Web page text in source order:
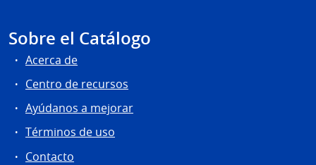
Sobre el Catálogo
Acerca de
Centro de recursos
Ayúdanos a mejorar
Términos de uso
Contacto